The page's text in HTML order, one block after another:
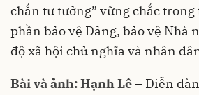
chắn tư tưởng” vững chắc
phần bảo vệ Đảng, bảo vệ Nhà
độ xã hội chủ nghĩa và nhân
Bài và ảnh: Hạnh Lê– Diễn